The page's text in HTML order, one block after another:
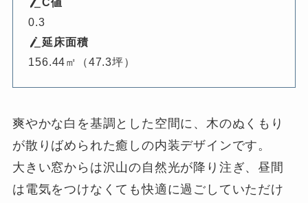
0.3
延床面積
156.44㎡（47.3坪）
爽やかな白を基調とした空間に、木のぬくもり
が散りばめられた癒しの内装デザインです。
大きい窓からは沢山の自然光が降り注ぎ、昼間
は電気をつけなくても快適に過ごしていただけ